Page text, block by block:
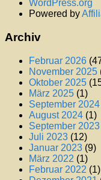
WordPress.org
Powered by
Archiv
Februar 2026
November 2025
Oktober 2025
März 2025 (1)
September 2024
August 2024 (1)
September 2023
Juli 2023 (12)
Januar 2023 (9)
März 2022 (1)
Februar 2022 (1)